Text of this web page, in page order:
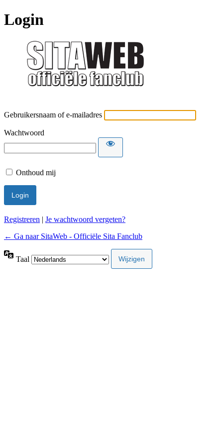
Login
Gebruikersnaam of e-mailadres
Wachtwoord
Onthoud mij
Registreren | Je wachtwoord vergeten?
← Ga naar SitaWeb - Officiële Sita Fanclub
Taal